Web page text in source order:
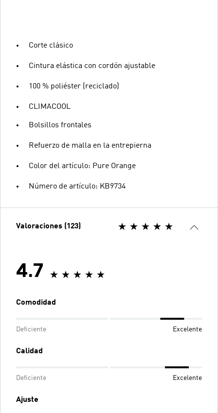
Corte clásico
Cintura elástica con cordón ajustable
100 % poliéster (reciclado)
CLIMACOOL
Bolsillos frontales
Refuerzo de malla en la entrepierna
Color del artículo: Pure Orange
Número de artículo: KB9734
Valoraciones (123)
4.7
Comodidad
Deficiente Excelente
Calidad
Deficiente Excelente
Ajuste